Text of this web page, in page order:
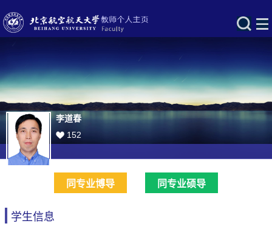
李道春
152
同专业博导 同专业硕导
学生信息